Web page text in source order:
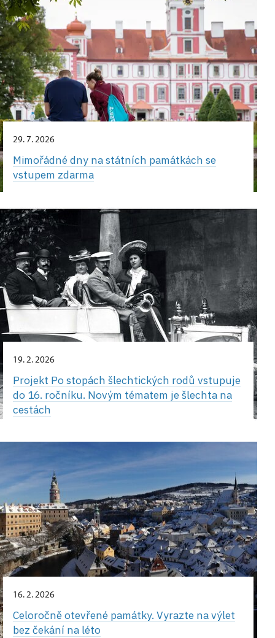
29. 7. 2026
Mimořádné dny na státních památkách se
vstupem zdarma
19. 2. 2026
Projekt Po stopách šlechtických rodů vstupuje
do 16. ročníku. Novým tématem je šlechta na
cestách
16. 2. 2026
Celoročně otevřené památky. Vyrazte na výlet
bez čekání na léto